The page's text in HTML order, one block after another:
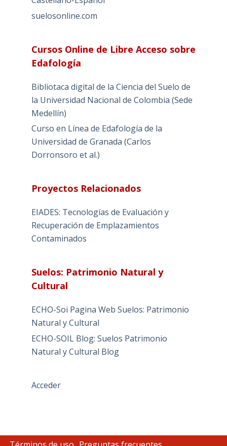
suelosonline.com
Cursos Online de Libre Acceso sobre
Edafología
Bibliotaca digital de la Ciencia del Suelo de
la Universidad Nacional de Colombia (Sede
Medellín)
Curso en Línea de Edafología de la
Universidad de Granada (Carlos
Dorronsoro et al.)
Proyectos Relacionados
EIADES: Tecnologías de Evaluación y
Recuperación de Emplazamientos
Contaminados
Suelos: Patrimonio Natural y
Cultural
ECHO-Soi Pagina Web Suelos: Patrimonio
Natural y Cultural
ECHO-SOIL Blog: Suelos Patrimonio
Natural y Cultural Blog
Acceder